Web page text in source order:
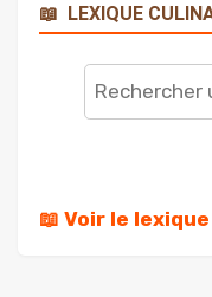
📖 LEXIQUE
Rechercher
terme
📖 Voir le